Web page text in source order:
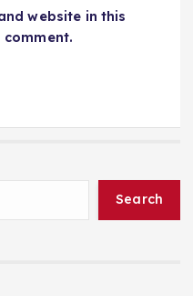
website in this
Search